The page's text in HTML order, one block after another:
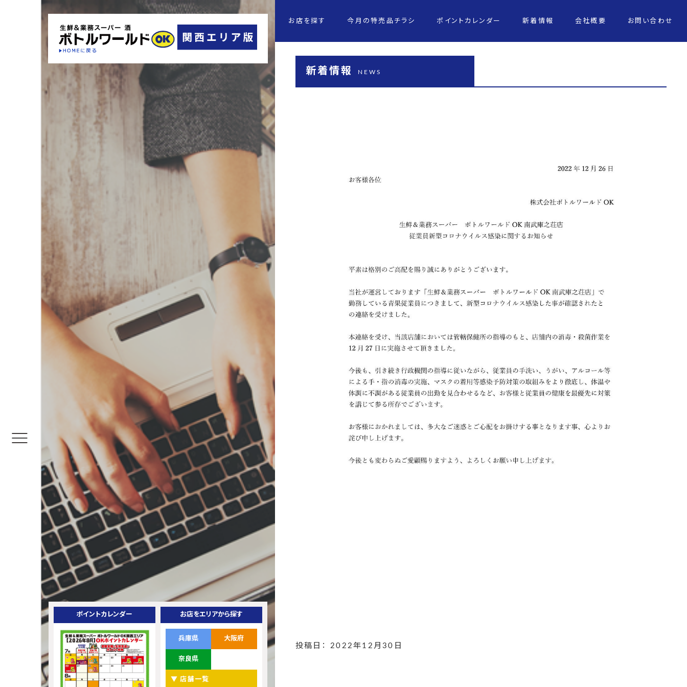
ポイントカレンダー お店をエリアから探す
兵庫県 大阪府
奈良県
▼ 店舗一覧
お店を探す 今月の特売品チラシ ポイントカレンダー 新着情報 会社概要 お問い合わせ
新着情報 NEWS
投稿日： 2022年12月30日